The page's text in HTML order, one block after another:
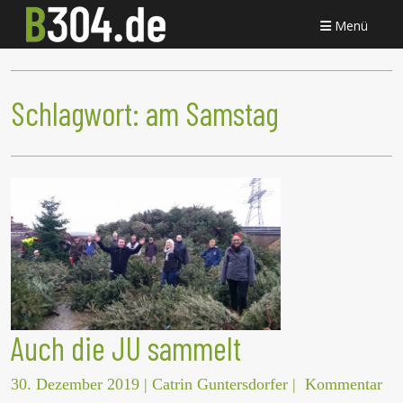
Menü
Schlagwort: am Samstag
Auch die JU sammelt
30. Dezember 2019 | Catrin Guntersdorfer | Kommentar